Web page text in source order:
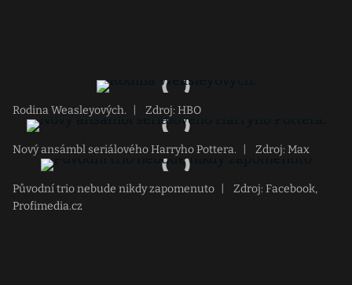
Rodina Weasleyových. Zdroj: HBO
Nový ansámbl seriálového Harryho Pottera. Zdroj: Max
Původní trio nebude nikdy zapomenuto
Zdroj: Facebook,
Profimedia.cz